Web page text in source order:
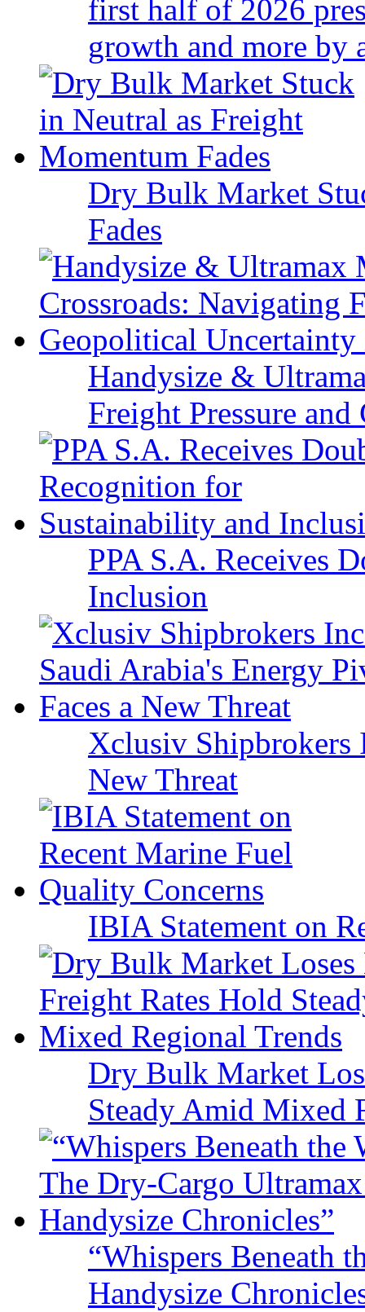
first half of 2026
growth and more
Dry Bulk Market
Fades
Handysize &
Freight Pressure
PPA S.A. Receives
Inclusion
Xclusiv Shipbrokers
New Threat
IBIA Statement on
Dry Bulk Market
Steady Amid Mixed
“Whispers Beneath
Handysize